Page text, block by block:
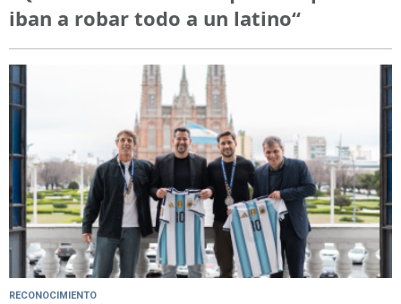
iban a robar todo a un latino“
RECONOCIMIENTO